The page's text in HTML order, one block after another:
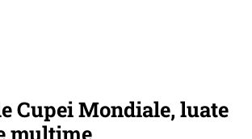
Cupei Mondiale, luate
mulțime